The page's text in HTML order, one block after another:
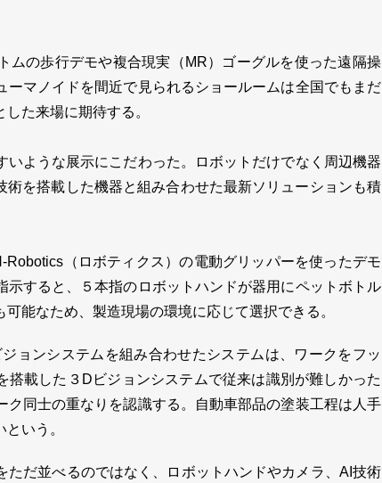
の歩行デモや複合現実（MR）ゴーグルを使った遠隔操
マノイドを間近で見られるショールームは全国でもまだ
た来場に期待する。
ような展示にこだわった。ロボットだけでなく周辺機器
術を搭載した機器と組み合わせた最新ソリューションも積
（ロボティクス）の電動グリッパーを使ったデモ
示すると、５本指のロボットハンドが器用にペットボトル
能なため、製造現場の環境に応じて選択できる。
ョンシステムを組み合わせたシステムは、ワークをフッ
搭載した３Dビジョンシステムで従来は識別が難しかった
同士の重なりを認識する。自動車部品の塗装工程は人手
いう。
だ並べるのではなく、ロボットハンドやカメラ、AI技術